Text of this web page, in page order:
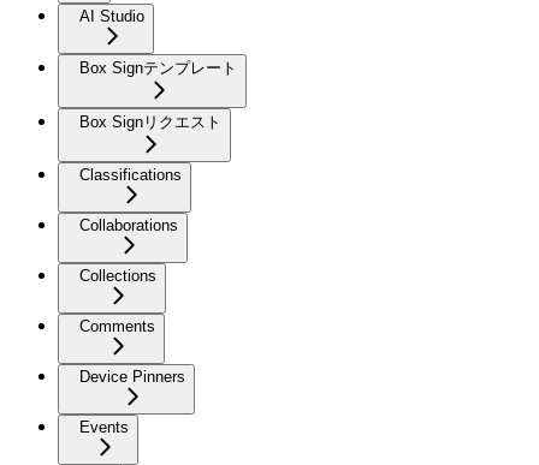
AI Studio
Box Signテンプレート
Box Signリクエスト
Classifications
Collaborations
Collections
Comments
Device Pinners
Events